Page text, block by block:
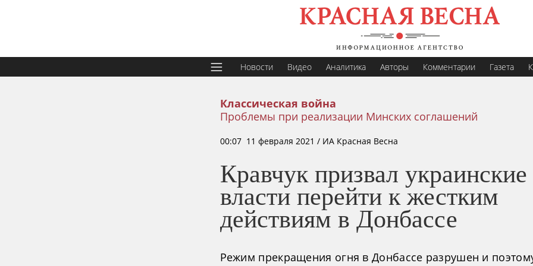
Новости Видео Аналитика Авторы Комментарии Газета
Классическая война
Проблемы при реализации Минских соглашений
00:07 11 февраля 2021 / ИА Красная Весна
Кравчук призвал украинские
власти перейти к жестким
действиям в Донбассе
Режим прекращения огня в Донбассе разрушен и